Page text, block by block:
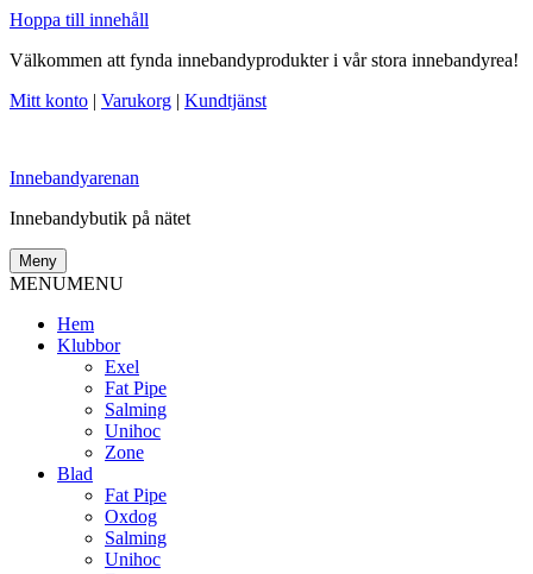
Hoppa till innehåll
Välkommen att fynda innebandyprodukter i vår stora innebandyrea!
Mitt konto | Varukorg | Kundtjänst
Innebandyarenan
Innebandybutik på nätet
Meny
MENUMENU
Hem
Klubbor
Exel
Fat Pipe
Salming
Unihoc
Zone
Blad
Fat Pipe
Oxdog
Salming
Unihoc